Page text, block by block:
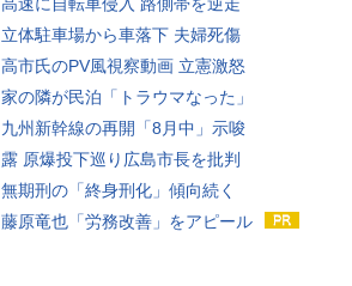
立体駐車場から車落下 夫婦死傷
高市氏のPV風視察動画 立憲激怒
家の隣が民泊「トラウマなった」
九州新幹線の再開「8月中」示唆
露 原爆投下巡り広島市長を批判
無期刑の「終身刑化」傾向続く
藤原竜也「労務改善」をアピール